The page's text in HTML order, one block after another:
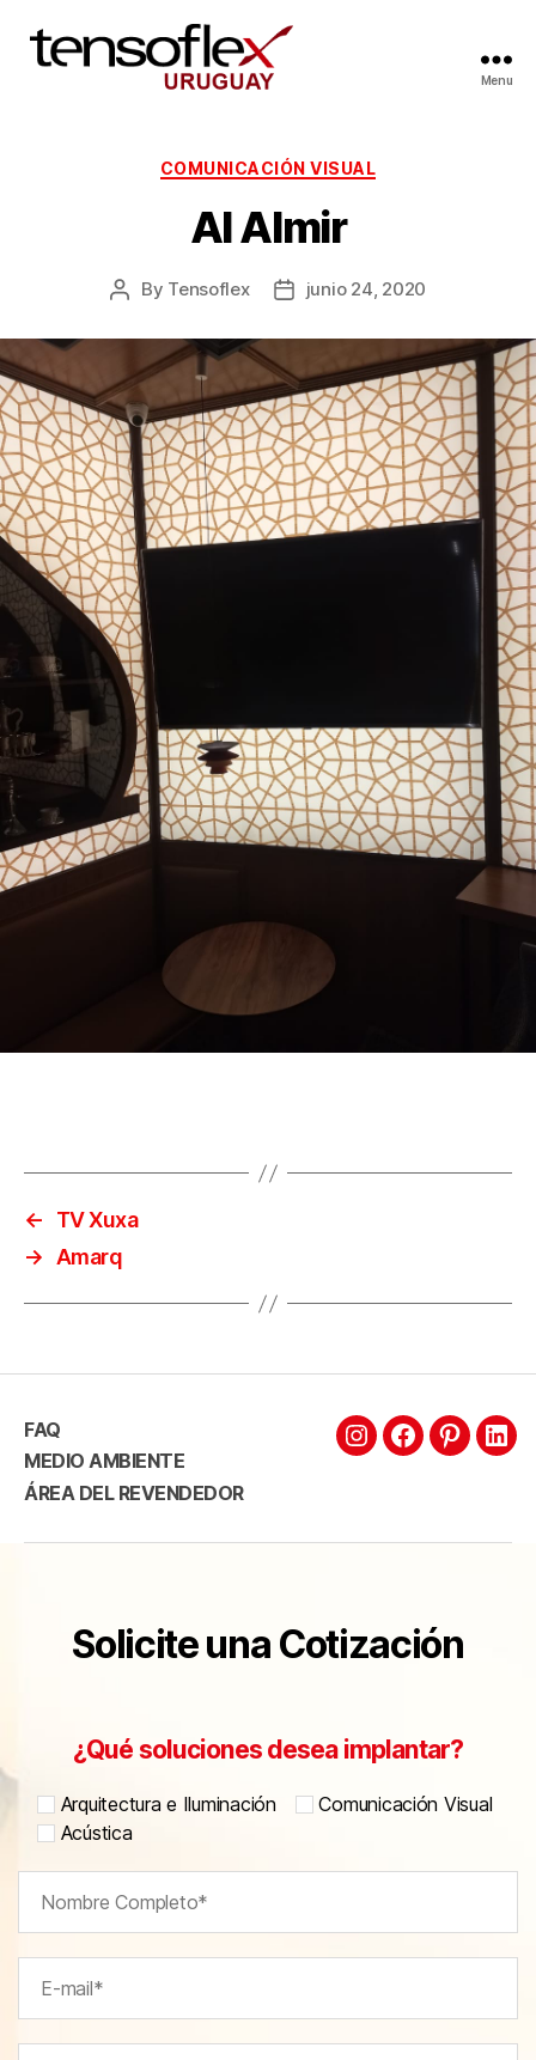
Menu
COMUNICACIÓN VISUAL
Al Almir
By Tensoflex junio 24, 2020
←
TV Xuxa
→ Amarq
FAQ
MEDIO AMBIENTE
ÁREA DEL REVENDEDOR
Solicite una Cotización
¿Qué soluciones desea implantar?
Arquitectura e Iluminación
Comunicación Visual
Acústica